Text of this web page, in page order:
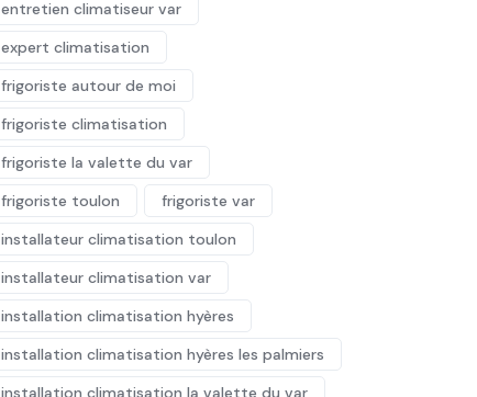
entretien climatiseur var
expert climatisation
frigoriste autour de moi
frigoriste climatisation
frigoriste la valette du var
frigoriste toulon
frigoriste var
installateur climatisation toulon
installateur climatisation var
installation climatisation hyères
installation climatisation hyères les palmiers
installation climatisation la valette du var